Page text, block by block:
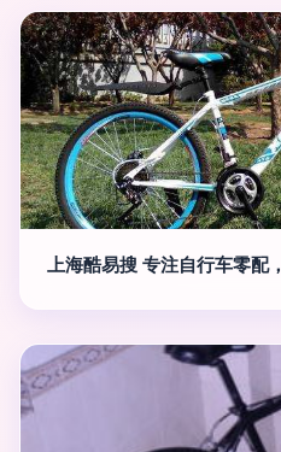
上海酷易搜 专注自行车零